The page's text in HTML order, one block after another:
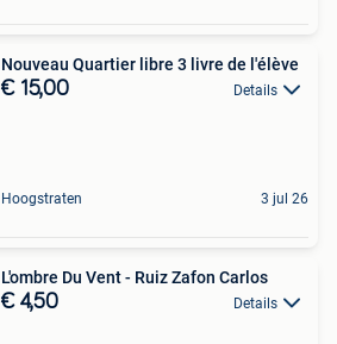
Nouveau Quartier libre 3 livre de l'élève
€ 15,00 Details
Hoogstraten 3 jul 26
L'ombre Du Vent - Ruiz Zafon Carlos
€ 4,50 Details